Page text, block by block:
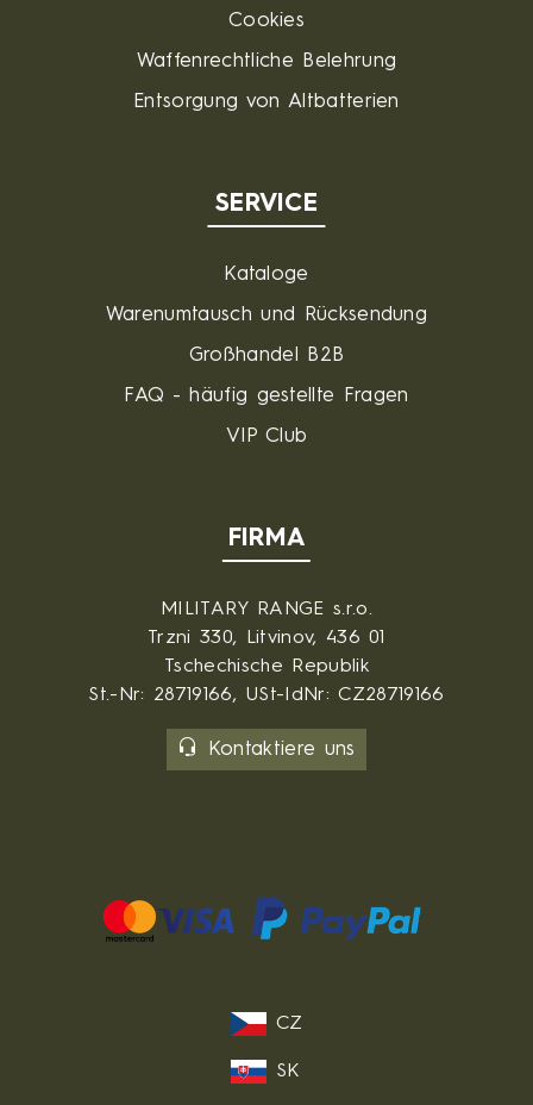
Cookies
Waffenrechtliche Belehrung
Entsorgung von Altbatterien
SERVICE
Kataloge
Warenumtausch und Rücksendung
Großhandel B2B
FAQ - häufig gestellte Fragen
VIP Club
FIRMA
MILITARY RANGE s.r.o.
Trzni 330, Litvinov, 436 01
Tschechische Republik
St.-Nr: 28719166, USt-IdNr: CZ28719166
Kontaktiere uns
CZ
SK